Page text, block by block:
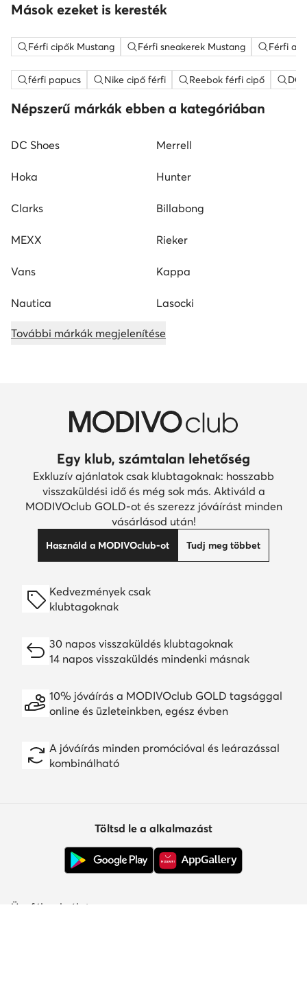
Mások ezeket is keresték
Férfi cipők Mustang Férfi sneakerek Mustang Férfi
férfi papucs Nike cipő férfi Reebok férfi cipő DC
Népszerű márkák ebben a kategóriában
DC Shoes Merrell
Hoka Hunter
Clarks Billabong
MEXX Rieker
Vans Kappa
Nautica Lasocki
További márkák megjelenítése
Egy klub, számtalan lehetőség
Exkluzív ajánlatok csak klubtagoknak: hosszabb
visszaküldési idő és még sok más. Aktiváld a
MODIVOclub GOLD-ot és szerezz jóváírást minden
vásárlásod után!
Használd a MODIVOclub-ot Tudj meg többet
Kedvezmények csak
klubtagoknak
30 napos visszaküldés klubtagoknak
14 napos visszaküldés mindenki másnak
10% jóváírás a MODIVOclub GOLD tagsággal
online és üzleteinkben, egész évben
A jóváírás minden promócióval és leárazással
kombinálható
Töltsd le a alkalmazást
Ügyfélszolgálat